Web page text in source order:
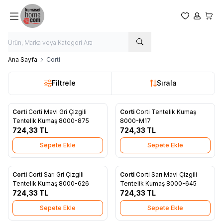
Favorilerim
Hesabım
Ana Sayfa Corti
Filtrele Sırala
Yeni
Favorilere Ekle
Corti Corti Mavi Gri Çizgili
Tentelik Kumaş 8000-875
724,33 TL
Sepete Ekle
Yeni
Favorilere Ekle
Corti Corti Tentelik Kumaş
8000-M17
724,33 TL
Sepete Ekle
Yeni
Favorilere Ekle
Corti Corti Sarı Gri Çizgili
Tentelik Kumaş 8000-626
724,33 TL
Sepete Ekle
Yeni
Favorilere Ekle
Corti Corti Sarı Mavi Çizgili
Tentelik Kumaş 8000-645
724,33 TL
Sepete Ekle